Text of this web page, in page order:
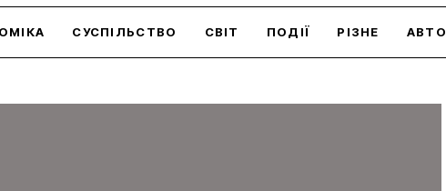
СУСПІЛЬСТВО СВІТ ПОДІЇ РІЗНЕ АВТО